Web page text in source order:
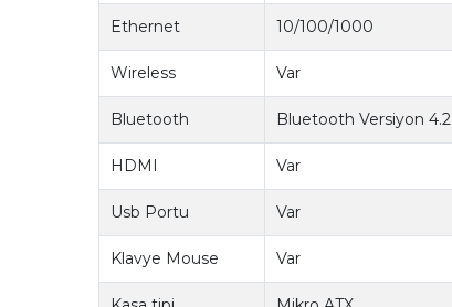
Ethernet 10/100/1000
Wireless Var
Bluetooth Bluetooth Versiyon 4.2
HDMI Var
Usb Portu Var
Klavye Mouse Var